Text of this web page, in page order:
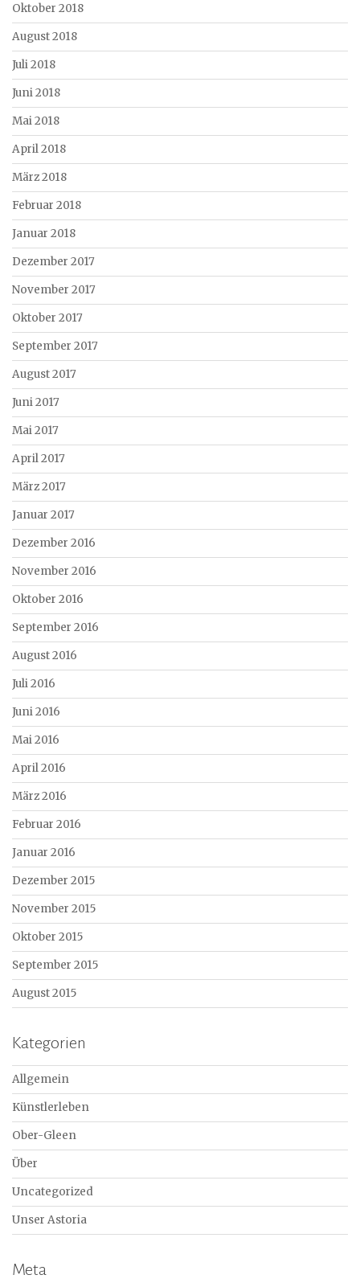
Oktober 2018
August 2018
Juli 2018
Juni 2018
Mai 2018
April 2018
März 2018
Februar 2018
Januar 2018
Dezember 2017
November 2017
Oktober 2017
September 2017
August 2017
Juni 2017
Mai 2017
April 2017
März 2017
Januar 2017
Dezember 2016
November 2016
Oktober 2016
September 2016
August 2016
Juli 2016
Juni 2016
Mai 2016
April 2016
März 2016
Februar 2016
Januar 2016
Dezember 2015
November 2015
Oktober 2015
September 2015
August 2015
Kategorien
Allgemein
Künstlerleben
Ober-Gleen
Über
Uncategorized
Unser Astoria
Meta